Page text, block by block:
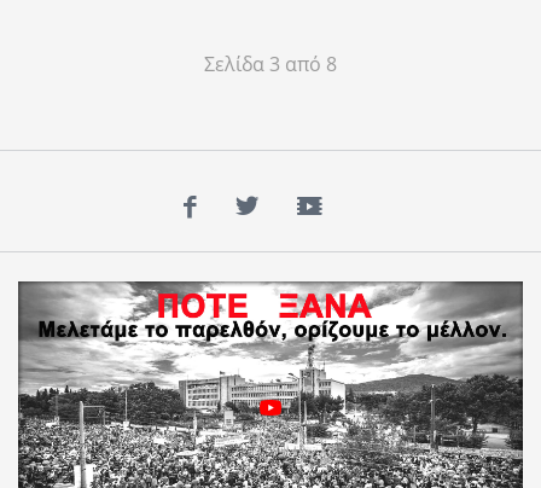
Σελίδα 3 από 8
Facebook
TwitterYouTube